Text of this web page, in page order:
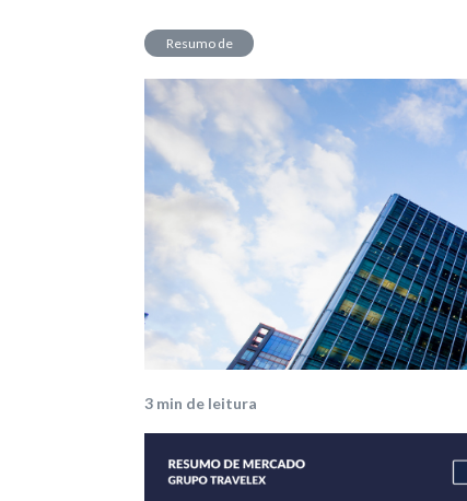
Resumo de
3 min de leitura